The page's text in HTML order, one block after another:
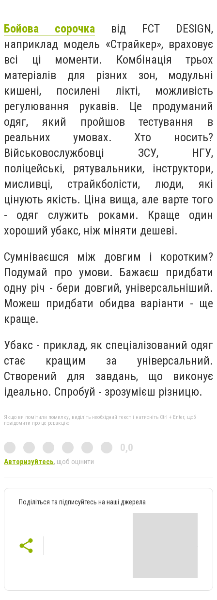
Бойова сорочка від FCT DESIGN,
наприклад модель «Страйкер», враховує
всі ці моменти. Комбінація трьох
матеріалів для різних зон, модульні
кишені, посилені лікті, можливість
регулювання рукавів. Це продуманий
одяг, який пройшов тестування в
реальних умовах. Хто носить?
Військовослужбовці ЗСУ, НГУ,
поліцейські, рятувальники, інструктори,
мисливці, страйкболісти, люди, які
цінують якість. Ціна вища, але варте того
- одяг служить роками. Краще один
хороший убакс, ніж міняти дешеві.
Сумніваєшся між довгим і коротким?
Подумай про умови. Бажаєш придбати
одну річ - бери довгий, універсальніший.
Можеш придбати обидва варіанти - ще
краще.
Убакс - приклад, як спеціалізований одяг
стає кращим за універсальний.
Створений для завдань, що виконує
ідеально. Спробуй - зрозумієш різницю.
Якщо ви помітили помилку, виділіть необхідний текст і натисніть Ctrl + Enter, щоб
повідомити про це редакцію
0,0
Авторизуйтесь, щоб оцінити
Поділіться та підписуйтесь на наші джерела